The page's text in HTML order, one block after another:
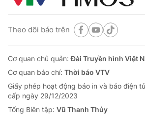
Theo dõi báo trên
Cơ quan chủ quản:Đài Truyền hình Việt
Cơ quan báo chí: Thời báo VTV
Giấy phép hoạt động báo in và báo điện
cấp ngày 29/12/2023
Tổng Biên tập: Vũ Thanh Thủy